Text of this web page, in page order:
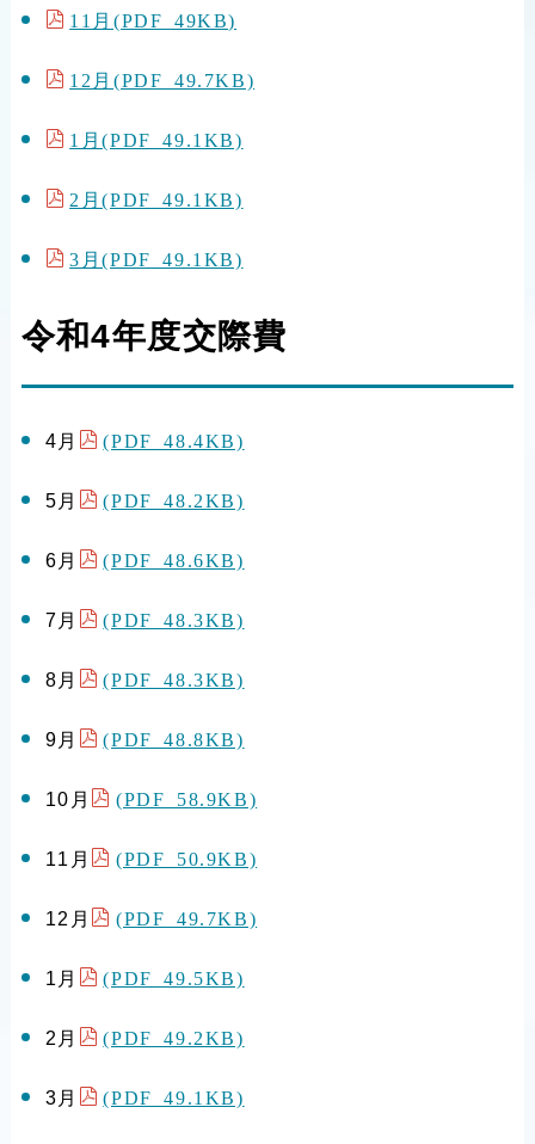
11月(PDF 49KB)
12月(PDF 49.7KB)
1月(PDF 49.1KB)
2月(PDF 49.1KB)
3月(PDF 49.1KB)
令和4年度交際費
4月 (PDF 48.4KB)
5月 (PDF 48.2KB)
6月 (PDF 48.6KB)
7月 (PDF 48.3KB)
8月 (PDF 48.3KB)
9月 (PDF 48.8KB)
10月 (PDF 58.9KB)
11月 (PDF 50.9KB)
12月 (PDF 49.7KB)
1月 (PDF 49.5KB)
2月 (PDF 49.2KB)
3月 (PDF 49.1KB)